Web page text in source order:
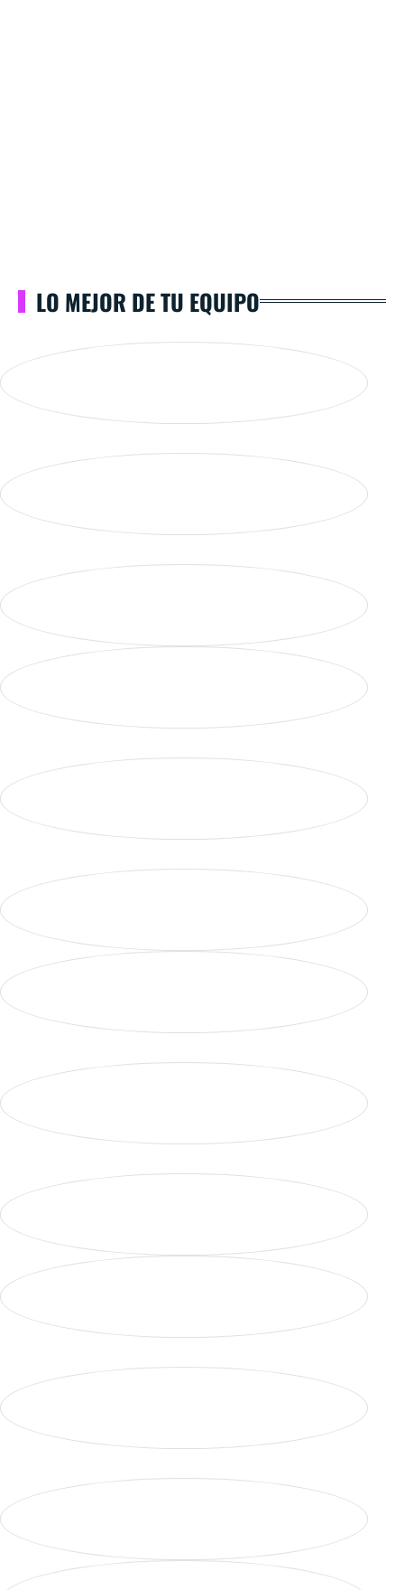
LO MEJOR DE TU EQUIPO